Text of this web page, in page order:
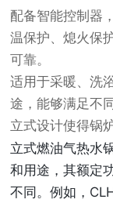
配备智能控制器
温保护、熄火保
可靠。
适用于采暖、洗
途，能够满足不
立式设计使得锅
立式燃油气热水
和用途，其额定
不同。例如，